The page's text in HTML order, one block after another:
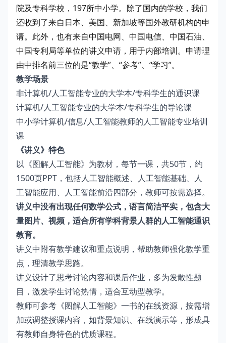
院及专科学校，197所中小学。除了国内的学校，我们
还收到了来自日本、美国、新加坡等国外教研机构的申
请。此外，也有来自中国电网、中国电信、中国石油、
中国专利局等单位的讲义申请，用于内部培训。申请理
由中排名前三位的是“教学”、“参考”、“学习”。
教学场景
非计算机/人工智能专业的大学本/专科学生的通识课
计算机/人工智能专业的大学本/专科学生的导论课
中小学计算机/信息/人工智能教师的人工智能专业培训
课
《讲义》特色
以《图解人工智能》为教材，每节一课，共50节，约
1500页PPT，包括人工智能概述、人工智能基础、人
工智能应用、人工智能前沿四部分，教师可按需选择。
讲义中没有出现任何数学公式，语言简洁平实，包含大
量图片、视频，适合所有学科背景人群的人工智能通识
教育。
讲义中附有教学建议和重点说明，帮助教师强化教学重
点，理清教学思路。
讲义设计了思考讨论内容和课后作业，多为发散性题
目，激发学生讨论热情，适合互动型教学。
教师可参考《图解人工智能》一书的在线资源，按需增
加或调整授课内容，如背景知识、在线演示等，形成具
有教师自身特色的优质课程。